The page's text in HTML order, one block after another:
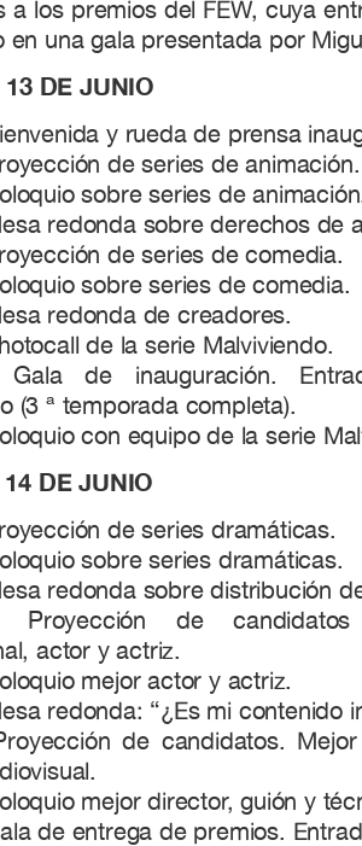
a los premios del FEW, cuya
en una gala presentada por
13 DE JUNIO
y rueda de prensa
de series de animación.
sobre series de
redonda sobre derechos de
de series de comedia.
sobre series de comedia.
redonda de creadores.
de la serie Malviviendo.
de inauguración.
(3 ª temporada completa).
con equipo de la serie
DE JUNIO
de series dramáticas.
sobre series dramáticas.
redonda sobre distribución
Proyección de candidatos
actor y actriz.
mejor actor y actriz.
redonda: “¿Es mi contenido
de candidatos.
mejor director, guión y
de entrega de premios.